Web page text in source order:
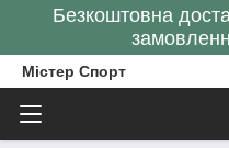
Безкоштовна
Містер Спорт